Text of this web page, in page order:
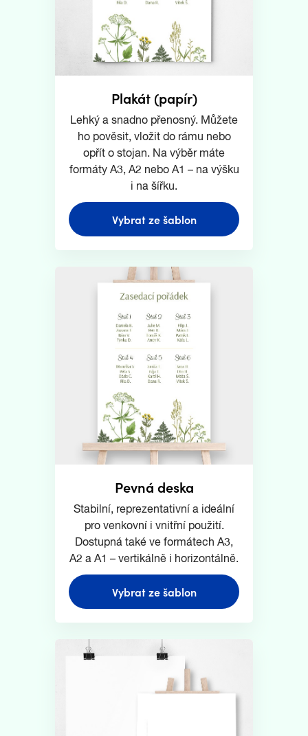
Plakát (papír)
Lehký a snadno přenosný. Můžete
ho pověsit, vložit do rámu nebo
opřít o stojan. Na výběr máte
formáty A3, A2 nebo A1 – na výšku
i na šířku.
Vybrat ze šablon
Pevná deska
Stabilní, reprezentativní a ideální
pro venkovní i vnitřní použití.
Dostupná také ve formátech A3,
A2 a A1 – vertikálně i horizontálně.
Vybrat ze šablon